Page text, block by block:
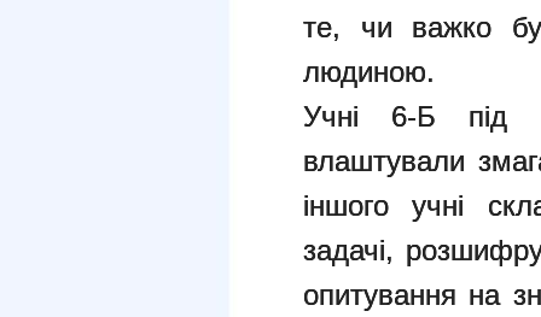
те, чи важко
людиною.
Учні 6-Б під
влаштували
іншого учні
задачі,
опитування на